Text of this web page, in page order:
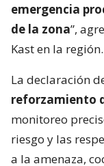
emergencia
de la zona”,
Kast en la región.
La declaración
reforzamiento
monitoreo
riesgo y las
a la amenaza,